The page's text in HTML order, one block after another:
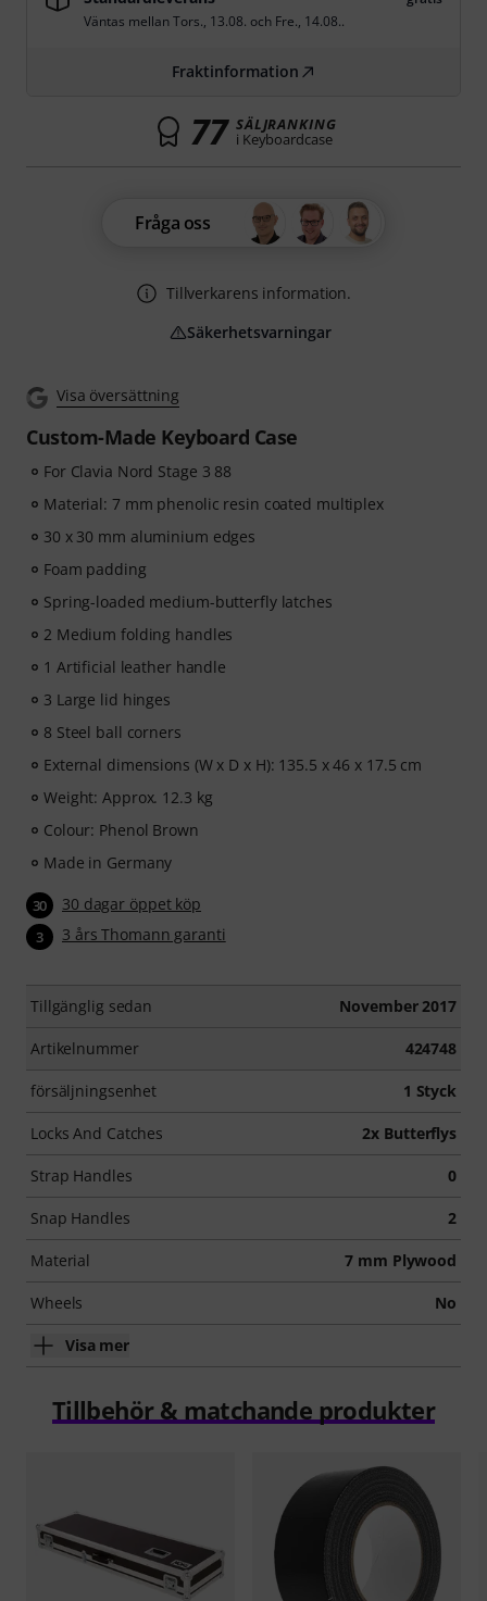
Visa översättning
Custom-Made Keyboard Case
For Clavia Nord Stage 3 88
Material: 7 mm phenolic resin coated multiplex
30 x 30 mm aluminium edges
Foam padding
Spring-loaded medium-butterfly latches
2 Medium folding handles
1 Artificial leather handle
3 Large lid hinges
8 Steel ball corners
External dimensions (W x D x H): 135.5 x 46 x 17.5 cm
Weight: Approx. 12.3 kg
Colour: Phenol Brown
Made in Germany
30 30 dagar öppet köp
3 3 års Thomann garanti
Tillgänglig sedan November 2017
Artikelnummer 424748
försäljningsenhet 1 Styck
Locks And Catches 2x Butterflys
Strap Handles 0
Snap Handles 2
Material 7 mm Plywood
Wheels No
Visa mer
Väntas mellanTors., 13.08. och Fre., 14.08..
Fraktinformation
77 SÄLJRANKING
i Keyboardcase
Fråga oss
Tillverkarens information.
Säkerhetsvarningar
Tillbehör & matchande produkter